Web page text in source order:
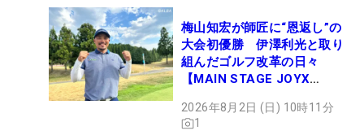
梅山知宏が師匠に“恩返し”の
大会初優勝 伊澤利光と取り
組んだゴルフ改革の日々
【MAIN STAGE JOYX
2026年8月2日 (日) 10時11分
1